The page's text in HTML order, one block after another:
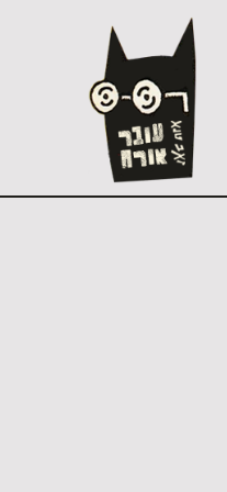
עבור
לתוכן
צור-קשר